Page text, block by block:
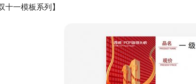
十一模板系列】